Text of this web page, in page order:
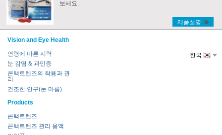
보세요.
제품설명
Vision and Eye Health
연령에 따른 시력
눈 감염 & 과민증
콘택트렌즈의 착용과 관
리
건조한 안구(눈 마름)
Products
콘택트렌즈
콘택트렌즈 관리 용액
한국